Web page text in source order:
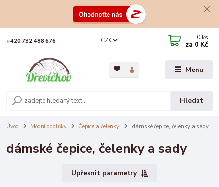
Menu
CZK
Hledat
+420 732 488 676 0 ks
za 0 Kč
Úvod Módní doplňky Čepice a čelenky dámské čepice, čelenky a sady
dámské čepice, čelenky a sady
Upřesnit parametry